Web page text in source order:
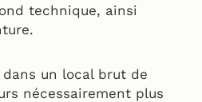
technique, ainsi
un local brut de
nécessairement plus